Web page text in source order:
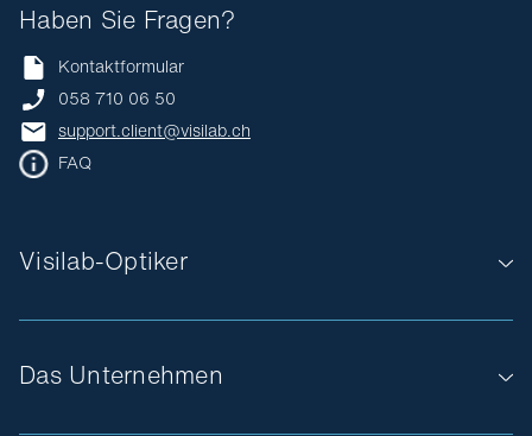
Das Unternehmen
Visilab-Optiker
Haben Sie Fragen?
Kontaktformular
058 710 06 50
support.client@visilab.ch
FAQ